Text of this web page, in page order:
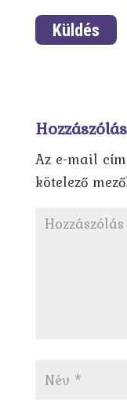
Az e-mail
kötelező